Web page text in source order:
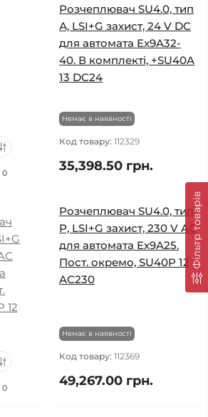
Фільтр товарів
0
Розчеплювач SU4.0, тип
А, LSI+G захист, 24 V DC
для автомата Ex9A32-
40. В комплекті, +SU40A
13 DC24
Немає в наявності
Код товару: 112329
35,398.50 грн.
0
Розчеплювач SU4.0, тип
Р, LSI+G захист, 230 V AC
для автомата Ex9A25.
Пост. окремо, SU40P 12
AC230
Немає в наявності
Код товару: 112369
49,267.00 грн.